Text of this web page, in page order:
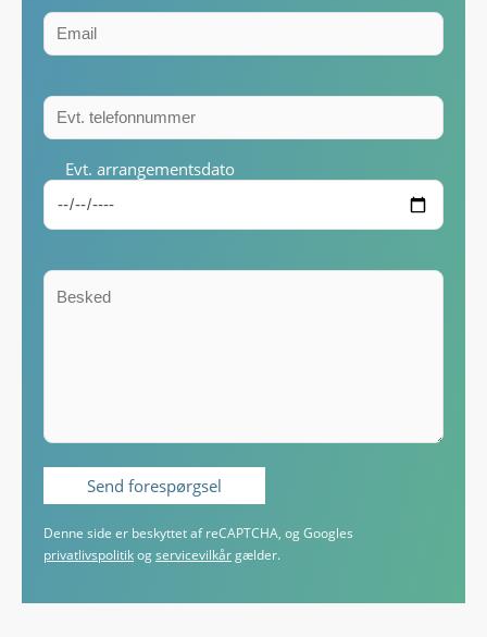
Evt. arrangementsdato
Denne side er beskyttet af reCAPTCHA, og Googles
privatlivspolitik og servicevilkår gælder.